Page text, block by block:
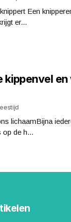
Een
er...
en
lichaamBijna
op de h...